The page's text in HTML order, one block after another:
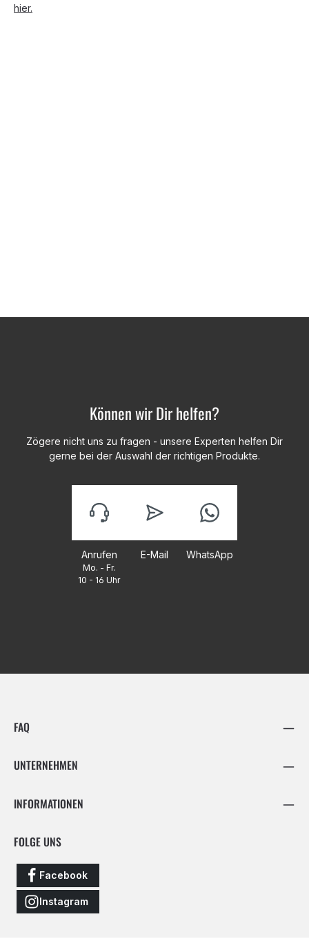
hier.
Können wir Dir helfen?
Zögere nicht uns zu fragen - unsere Experten helfen Dir
gerne bei der Auswahl der richtigen Produkte.
Anrufen
Mo. - Fr.
10 - 16 Uhr
E-Mail WhatsApp
FAQ
UNTERNEHMEN
INFORMATIONEN
FOLGE UNS
Facebook
Instagram